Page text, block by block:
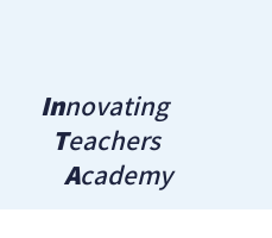
Innovating
Teachers
Academy